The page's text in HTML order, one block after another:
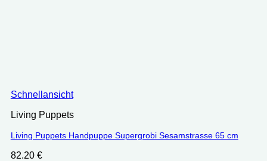
Schnellansicht
Living Puppets
Living Puppets Handpuppe Supergrobi Sesamstrasse 65 cm
82.20 €